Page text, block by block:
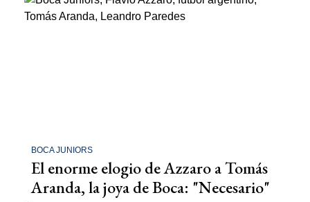
BOCA JUNIORS
El enorme elogio de Azzaro a Tomás
Aranda, la joya de Boca: "Necesario"